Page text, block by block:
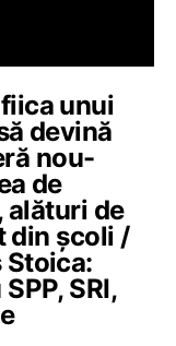
unui
devină
nou-
de
alături de
din școli /
Stoica:
SRI,